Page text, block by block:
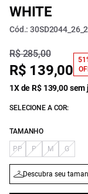
WHITE
Cód.: 30SD2044_26_2
R$ 285,00
R$ 139,00
1X de R$ 139,00 sem
SELECIONE A COR:
TAMANHO
PP P M G
Descubra seu